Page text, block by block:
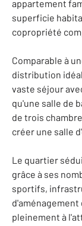
appartement
superficie
copropriété
Comparable à
distribution
vaste séjour
qu'une salle de
de trois
créer une salle
Le quartier
grâce à ses
sportifs,
d'aménagement
pleinement à